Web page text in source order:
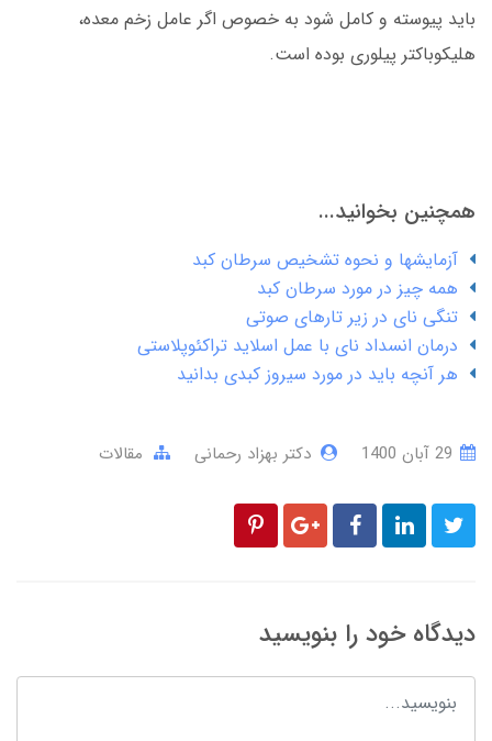
باید پیوسته و کامل شود به خصوص اگر عامل زخم معده،
هلیکوباکتر پیلوری بوده است.
همچنین بخوانید...
آزمایشها و نحوه تشخیص سرطان کبد
همه چیز در مورد سرطان کبد
تنگی نای در زیر تارهای صوتی
درمان انسداد نای با عمل اسلاید تراکئوپلاستی
هر آنچه باید در مورد سیروز کبدی بدانید
دکتر بهزاد رحمانی مقالات
دیدگاه خود را بنویسید